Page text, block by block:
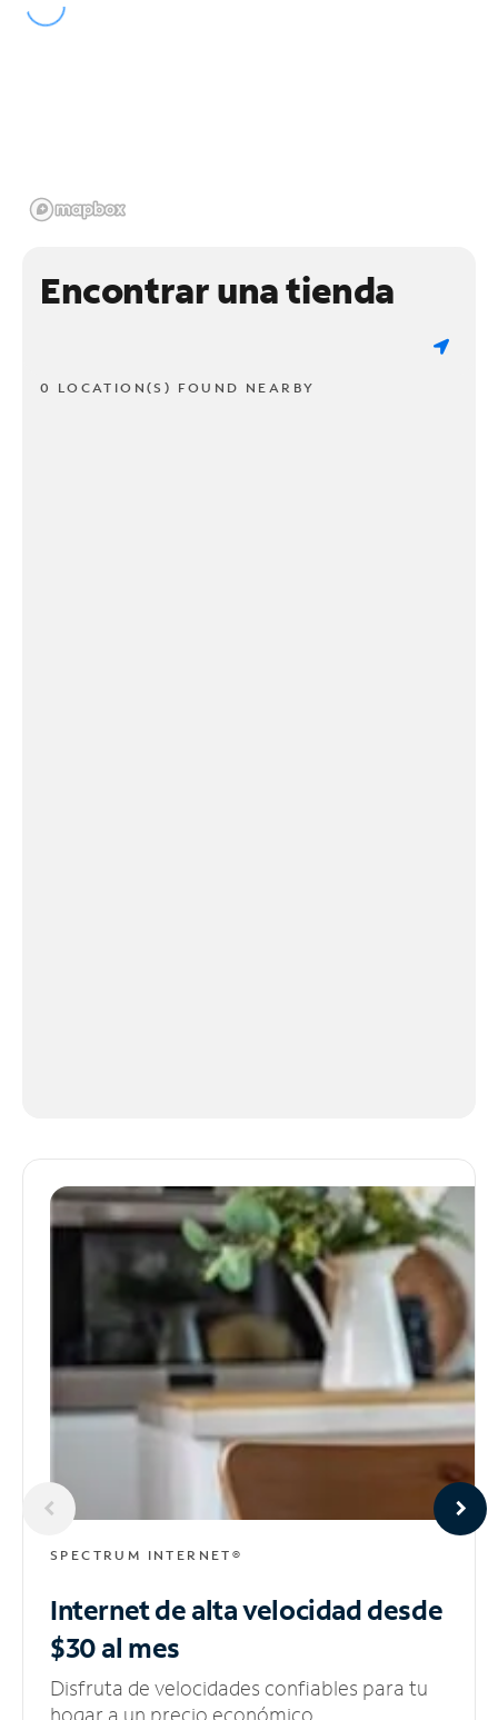
Encontrar una tienda
0 LOCATION(S) FOUND NEARBY
SPECTRUM INTERNET®
Internet de alta velocidaddesde
$30 al mes
Disfruta de velocidades confiables para tu
hogar a un precio económico.